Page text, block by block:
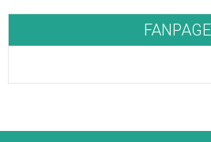
FANPAGE